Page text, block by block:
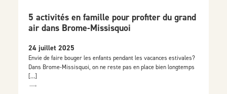
5 activités en famille pour profiter du grand
air dans Brome-Missisquoi
24 juillet 2025
Envie de faire bouger les enfants pendant les vacances estivales?
Dans Brome-Missisquoi, on ne reste pas en place bien longtemps
[…]